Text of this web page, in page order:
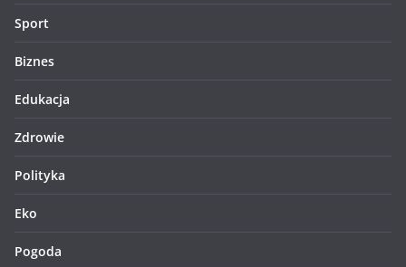
Sport
Biznes
Edukacja
Zdrowie
Polityka
Eko
Pogoda